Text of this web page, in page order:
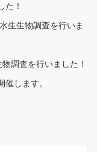
た！
生生物調査を行いま
調査を行いました！
します。